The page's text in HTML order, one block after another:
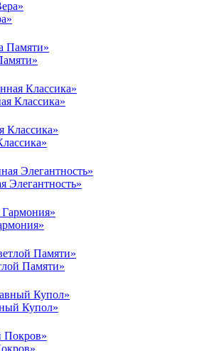
Классика»
Элегантность»
Памяти»
Купол»